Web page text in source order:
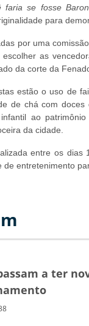
faria se fosse
para
por uma
as
da corte da
estão o uso de
de chá com
ao
da cidade.
entre os
entretenimento
a ter